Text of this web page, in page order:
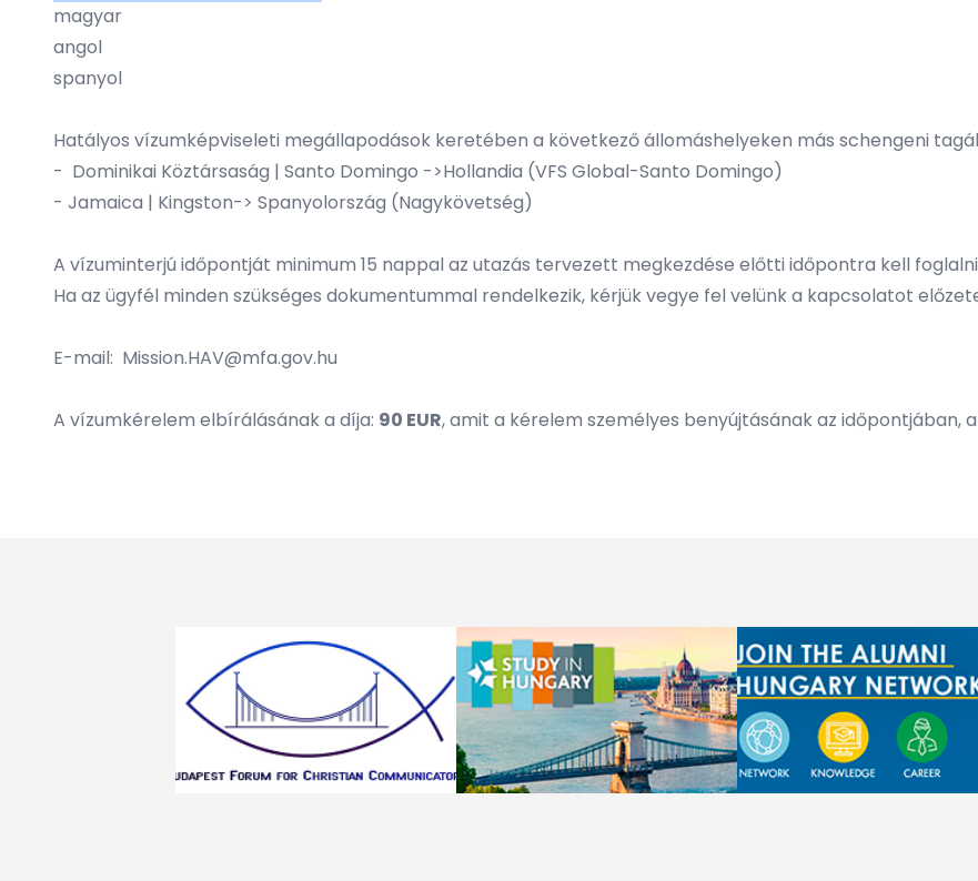
magyar
angol
spanyol
Hatályos vízumképviseleti megállapodások keretében a következő állomáshelyeken más schengeni
- Dominikai Köztársaság | Santo Domingo ->Hollandia (VFS Global-Santo Domingo)
- Jamaica | Kingston-> Spanyolország (Nagykövetség)
A vízuminterjú időpontját minimum 15 nappal az utazás tervezett megkezdése előtti időpontra kell
Ha az ügyfél minden szükséges dokumentummal rendelkezik, kérjük vegye fel velünk a kapcsolatot
E-mail: Mission.HAV@mfa.gov.hu
A vízumkérelem elbírálásának a díja: 90 EUR, amit a kérelem személyes benyújtásának az időpontjában,